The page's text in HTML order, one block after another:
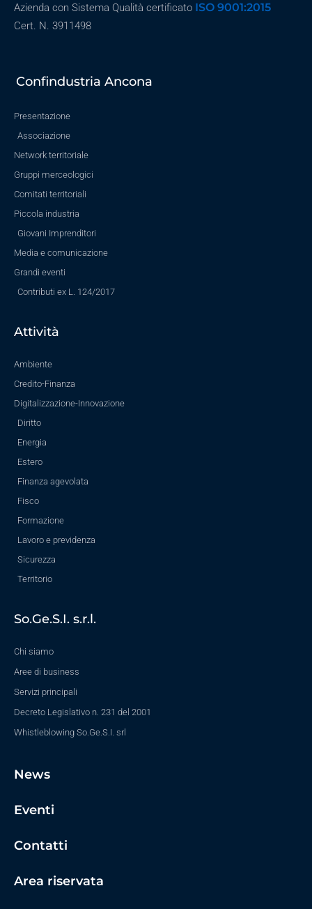
Azienda con Sistema Qualità certificato ISO 9001:2015
Cert. N. 3911498
Confindustria Ancona
Presentazione
Associazione
Network territoriale
Gruppi merceologici
Comitati territoriali
Piccola industria
Giovani Imprenditori
Media e comunicazione
Grandi eventi
Contributi ex L. 124/2017
Attività
Ambiente
Credito-Finanza
Digitalizzazione-Innovazione
Diritto
Energia
Estero
Finanza agevolata
Fisco
Formazione
Lavoro e previdenza
Sicurezza
Territorio
So.Ge.S.I. s.r.l.
Chi siamo
Aree di business
Servizi principali
Decreto Legislativo n. 231 del 2001
Whistleblowing So.Ge.S.I. srl
News
Eventi
Contatti
Area riservata